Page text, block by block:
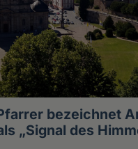
bezeichnet
„Signal des